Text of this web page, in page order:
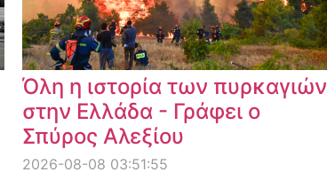
Όλη η ιστορία των πυρκαγιών
στην Ελλάδα - Γράφει ο
Σπύρος Αλεξίου
2026-08-08 03:51:55